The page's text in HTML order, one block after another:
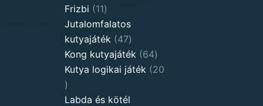
Frizbi 1111
products
Jutalomfalatos
kutyajáték
4747
products
Kong kutyajáték 6464
products
Kutya logikai játék
20
20
products
Labda és kötél